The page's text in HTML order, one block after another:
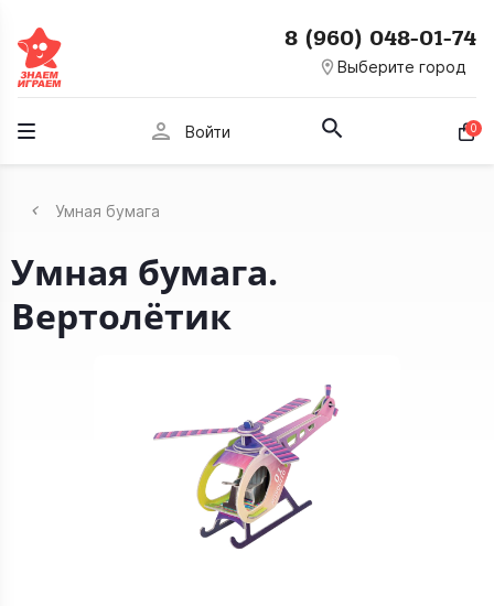
room Выберите город
8 (960) 048-01-74
person Войти 0
Умная бумага
Умная бумага.
Вертолётик